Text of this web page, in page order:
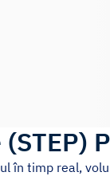
(STEP)
în timp real,